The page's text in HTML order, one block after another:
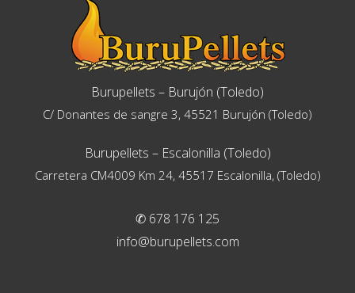
Burupellets – Burujón (Toledo)
C/ Donantes de sangre 3, 45521 Burujón (Toledo)
Burupellets – Escalonilla (Toledo)
Carretera CM4009 Km 24, 45517 Escalonilla, (Toledo)
✆ 678 176 125
info@burupellets.com